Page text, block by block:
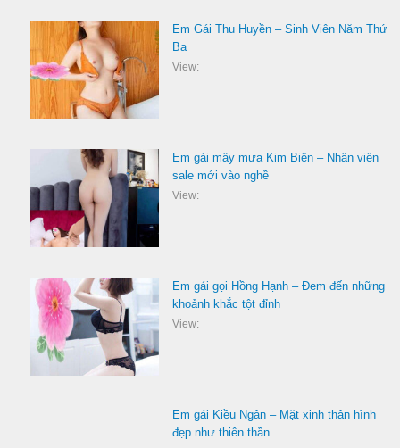
Em Gái Thu Huyền – Sinh Viên Năm Thứ
Ba
View:
Em gái mây mưa Kim Biên – Nhân viên
sale mới vào nghề
View:
Em gái gọi Hồng Hạnh – Đem đến những
khoảnh khắc tột đỉnh
View:
Em gái Kiều Ngân – Mặt xinh thân hình
đẹp như thiên thần